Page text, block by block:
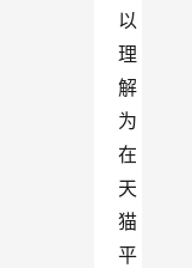
以
理
解
为
在
天
猫
平